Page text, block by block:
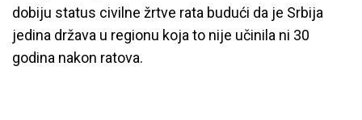
dobiju status civilne žrtve rata budući da je Srbija
jedina država u regionu koja to nije učinila ni 30
godina nakon ratova.